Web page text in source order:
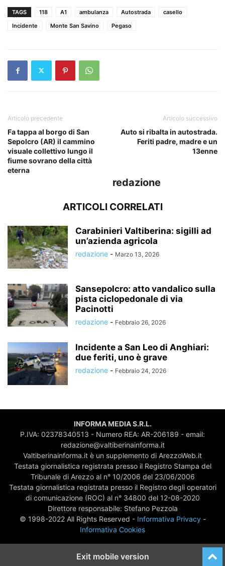
TAGS 118 A1 ambulanza Autostrada
casello
Incidente
Monte San Savino Pegaso
Articolo precedente
Fa tappa al borgo di San
Sepolcro (AR) il cammino
visuale collettivo lungo il
fiume sovrano della città
eterna
Articolo successivo
Auto si ribalta in autostrada.
Feriti padre, madre e un
13enne
redazione
ARTICOLI CORRELATI
Carabinieri Valtiberina: sigilli ad
un’azienda agricola
redazione - Marzo 13, 2026
Sansepolcro: atto vandalico sulla
pista ciclopedonale di via
Pacinotti
redazione - Febbraio 26, 2026
Incidente a San Leo di Anghiari:
due feriti, uno è grave
redazione - Febbraio 24, 2026
INFORMA MEDIA S.R.L.
P.IVA: 02378340513 - Numero REA: AR-206189 - email:
redazione@valtiberinainforma.it
Valtiberinainforma.it è un supplemento di ArezzoWeb.it
Testata giornalistica registrata presso il Registro Stampa del
Tribunale di Arezzo al n° 10/2006 del 23/06/2006
Testata giornalistica registrata presso il Registro degli operatori
di comunicazione (ROC) al n° 34800 del 12-08-2020
Direttore responsabile: Stefano Pezzola
© 1998-2022 All Rights Reserved - Informativa Privacy-
Informativa Cookies
Exit mobile version